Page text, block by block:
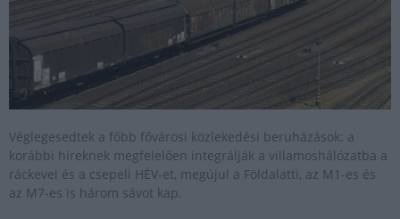
Véglegesedtek a főbb fővárosi közlekedési beruházások: a
korábbi híreknek megfelelően integrálják a villamoshálózatba a
ráckevei és a csepeli HÉV-et, megújul a Földalatti, az M1-es és
az M7-es is három sávot kap.